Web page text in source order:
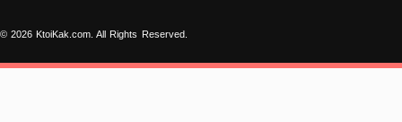
© 2026 KtoiKak.com. All Rights Reserved.